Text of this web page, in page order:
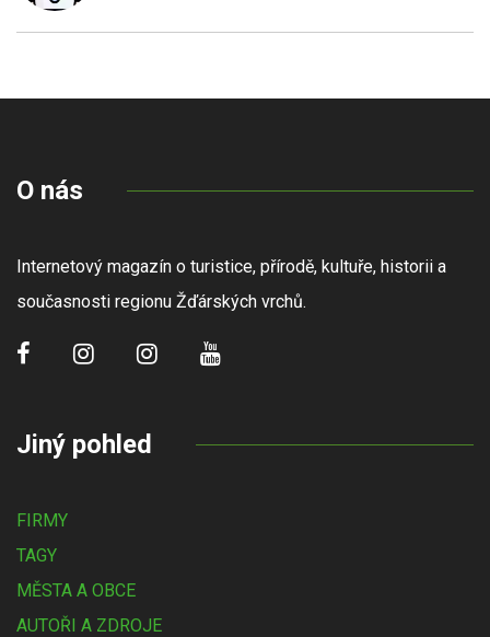
O nás
Internetový magazín o turistice, přírodě, kultuře, historii a
současnosti regionu Žďárských vrchů.
Jiný pohled
FIRMY
TAGY
MĚSTA A OBCE
AUTOŘI A ZDROJE